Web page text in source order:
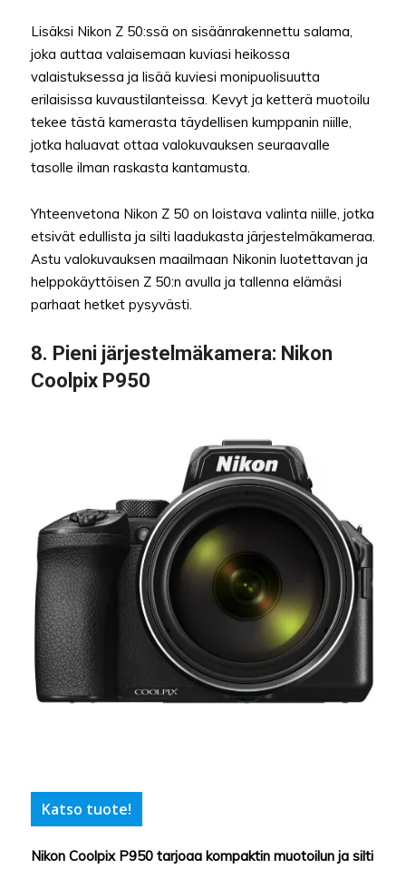
Lisäksi Nikon Z 50:ssä on sisäänrakennettu salama,
joka auttaa valaisemaan kuviasi heikossa
valaistuksessa ja lisää kuviesi monipuolisuutta
erilaisissa kuvaustilanteissa. Kevyt ja ketterä muotoilu
tekee tästä kamerasta täydellisen kumppanin niille,
jotka haluavat ottaa valokuvauksen seuraavalle
tasolle ilman raskasta kantamusta.
Yhteenvetona Nikon Z 50 on loistava valinta niille, jotka
etsivät edullista ja silti laadukasta järjestelmäkameraa.
Astu valokuvauksen maailmaan Nikonin luotettavan ja
helppokäyttöisen Z 50:n avulla ja tallenna elämäsi
parhaat hetket pysyvästi.
8. Pieni järjestelmäkamera: Nikon
Coolpix P950
Katso tuote!
Nikon Coolpix P950 tarjoaa kompaktin muotoilun ja silti